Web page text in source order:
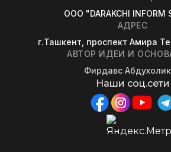
OOO "DARAKCHI INFORM
АДРЕС
г.Ташкент, проспект Амира
АВТОР ИДЕИ И
Фирдавс
Наши соц.сети